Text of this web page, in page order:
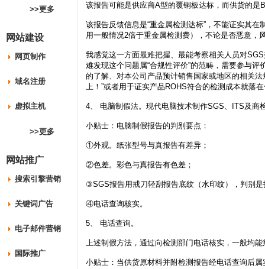
>>更多
网站建设
网页制作
域名注册
虚拟主机
>>更多
网站推广
搜索引擎营销
关键词广告
电子邮件营销
国际推广
该报告可能是供应商A型的覆铜板达标，而供货的是
该报告反馈信息是“重金属检测达标”，不能证实其
用一般情况2倍于重金属检测费），不论是否恶意，
我感觉这一方面最难把握、最能考察相关人员对
难发现这个问题属“合规性评价”的范畴，需要参与
的了解、对本公司产品预计销售国家或地区的相关
上！”或者用于证实产品ROHS符合的检测成本就落
4、 电脑制假法。现代电脑技术制作SGS、ITS及商
小贴士：电脑制假报告的判别要点：
①外观。纸张型号与真报告有差异；
②色差。彩色与真报告有色差；
③SGS报告用戒刀轻刮报告底纹（水印纹），判别
④电话查询核实。
5、 电话查询。
上述制假方法，通过向检测部门电话核实，一般均
小贴士：当供货原材料并附检测报告经电话查询后